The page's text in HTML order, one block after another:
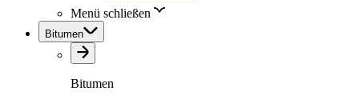
Menü schließen
Bitumen
Bitumen